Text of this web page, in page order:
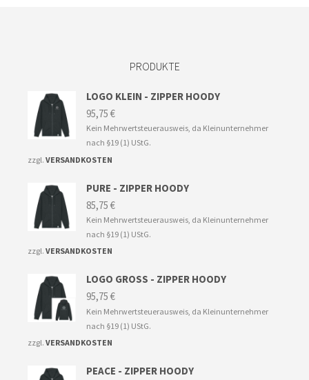
PRODUKTE
LOGO KLEIN - ZIPPER HOODY
95,75 €
Kein Mehrwertsteuerausweis, da Kleinunternehmer
nach §19 (1) UStG.
zzgl. VERSANDKOSTEN
PURE - ZIPPER HOODY
85,75 €
Kein Mehrwertsteuerausweis, da Kleinunternehmer
nach §19 (1) UStG.
zzgl. VERSANDKOSTEN
LOGO GROSS - ZIPPER HOODY
95,75 €
Kein Mehrwertsteuerausweis, da Kleinunternehmer
nach §19 (1) UStG.
zzgl. VERSANDKOSTEN
PEACE - ZIPPER HOODY